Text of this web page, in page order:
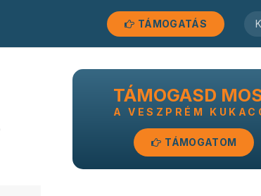
TÁMOGATÁS
TÁMOGASD
A VESZPRÉM
TÁMOGATOM